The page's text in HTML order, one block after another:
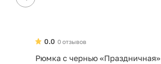
0 отзывов
0.0
Рюмка с чернью «Праздничная»